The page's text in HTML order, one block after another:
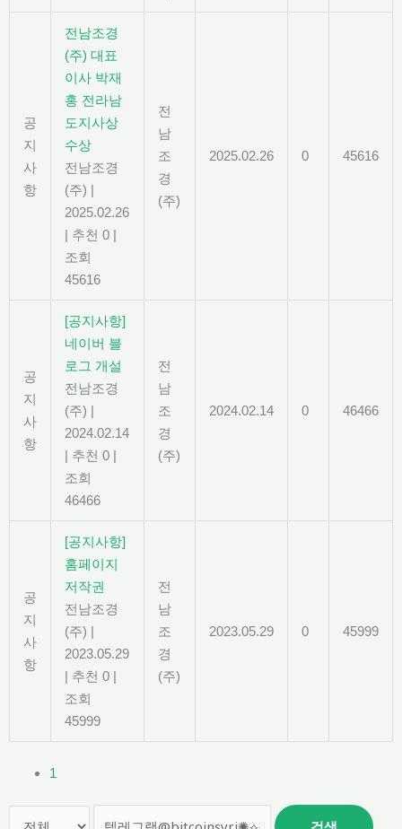
공
지
사
항
전남조경
(주) 대표
이사 박재
홍 전라남
도지사상
수상
전남조경
(주) |
2025.02.26
| 추천 0 |
조회
45616
전
남
조
경
(주)
2025.02.26 0 45616
공
지
사
항
[공지사항]
네이버 블
로그 개설
전남조경
(주) |
2024.02.14
| 추천 0 |
조회
46466
전
남
조
경
(주)
2024.02.14 0 46466
공
지
사
항
[공지사항]
홈페이지
저작권
전남조경
(주) |
2023.05.29
| 추천 0 |
조회
45999
전
남
조
경
(주)
2023.05.29 0 45999
1